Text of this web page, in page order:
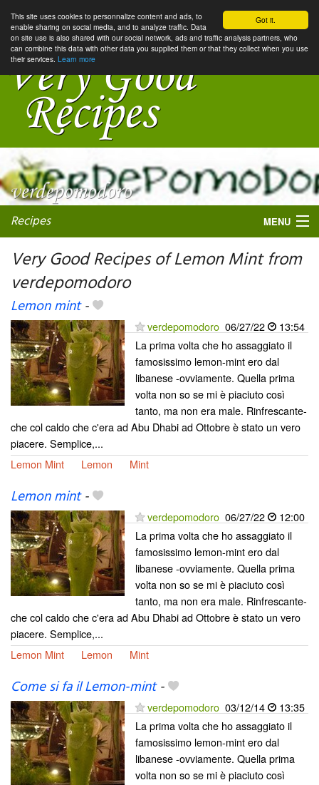
Got it.
This site uses cookies to personnalize content and ads, to
enable sharing on social media, and to analyze traffic. Data
on site use is also shared with our social network, ads and traffic analysis partners, who
can combine this data with other data you supplied them or that they collect when you use
their services. Learn more
Recipes MENU
My favorite blogs
Very Good Recipes of Lemon Mint from
verdepomodoro
Lemon mint-
verdepomodoro 06/27/22
13:54
La prima volta che ho assaggiato il
famosissimo lemon-mint ero dal
libanese -ovviamente. Quella prima
volta non so se mi è piaciuto così
tanto, ma non era male. Rinfrescante-
che col caldo che c'era ad Abu Dhabi ad Ottobre è stato un vero
piacere. Semplice,...
Lemon Mint
Lemon Mint
Lemon mint-
verdepomodoro 06/27/22
12:00
La prima volta che ho assaggiato il
famosissimo lemon-mint ero dal
libanese -ovviamente. Quella prima
volta non so se mi è piaciuto così
tanto, ma non era male. Rinfrescante-
che col caldo che c'era ad Abu Dhabi ad Ottobre è stato un vero
piacere. Semplice,...
Lemon Mint
Lemon Mint
Come si fa il Lemon-mint-
verdepomodoro 03/12/14
13:35
La prima volta che ho assaggiato il
famosissimo lemon-mint ero dal
libanese -ovviamente. Quella prima
volta non so se mi è piaciuto così